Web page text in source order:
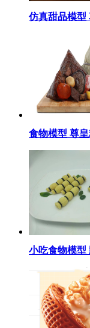
仿真甜品模型
食物模型 尊
小吃食物模型